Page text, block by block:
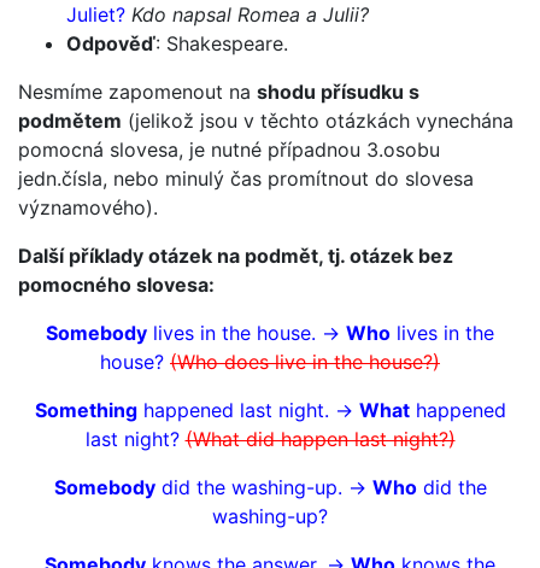
Juliet? Kdo napsal Romea a Julii?
Odpověď: Shakespeare.
Nesmíme zapomenout na shodu přísudku s
podmětem (jelikož jsou v těchto otázkách vynechána
pomocná slovesa, je nutné případnou 3.osobu
jedn.čísla, nebo minulý čas promítnout do slovesa
významového).
Další příklady otázek na podmět, tj. otázek bez
pomocného slovesa:
Somebody lives in the house. -> Who lives in the
house? (Who does live in the house?)
Somethinghappened last night. -> Whathappened
last night?(What did happen last night?)
Somebodydid the washing-up. -> Whodid the
washing-up?